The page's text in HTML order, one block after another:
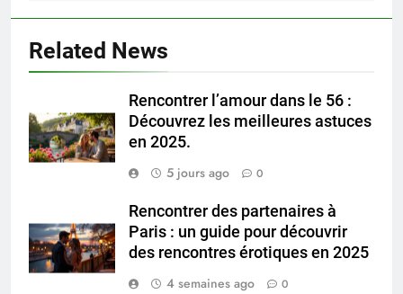
Related News
Rencontrer l’amour dans le 56 :
Découvrez les meilleures astuces
en 2025.
5 jours ago
0
Rencontrer des partenaires à
Paris : un guide pour découvrir
des rencontres érotiques en 2025
4 semaines ago
0